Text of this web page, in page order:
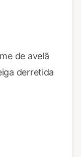
de avelã
derretida